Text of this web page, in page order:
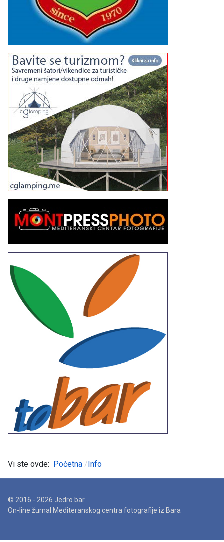
Vi ste ovde: Početna Info
© 2016 - 2026 Jedro.bar
On-line žurnal Mediteranskog centra fotografije iz Bara